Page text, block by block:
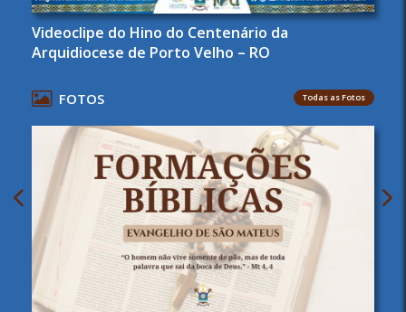
Videoclipe do Hino do Centenário da
Arquidiocese de Porto Velho – RO
FOTOS Todas as Fotos